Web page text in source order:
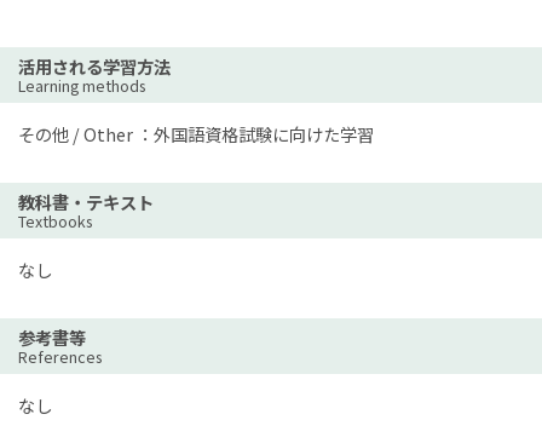
活用される学習方法
Learning methods
その他 / Other ：外国語資格試験に向けた学習
教科書・テキスト
Textbooks
なし
参考書等
References
なし